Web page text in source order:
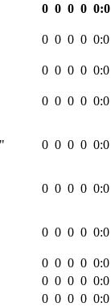
0 0 0 0 0:0
0 0 0 0 0:0
0 0 0 0 0:0
0 0 0 0 0:0
0 0 0 0 0:0
0 0 0 0 0:0
0 0 0 0 0:0
0 0 0 0 0:0
0 0 0 0 0:0
0 0 0 0 0:0